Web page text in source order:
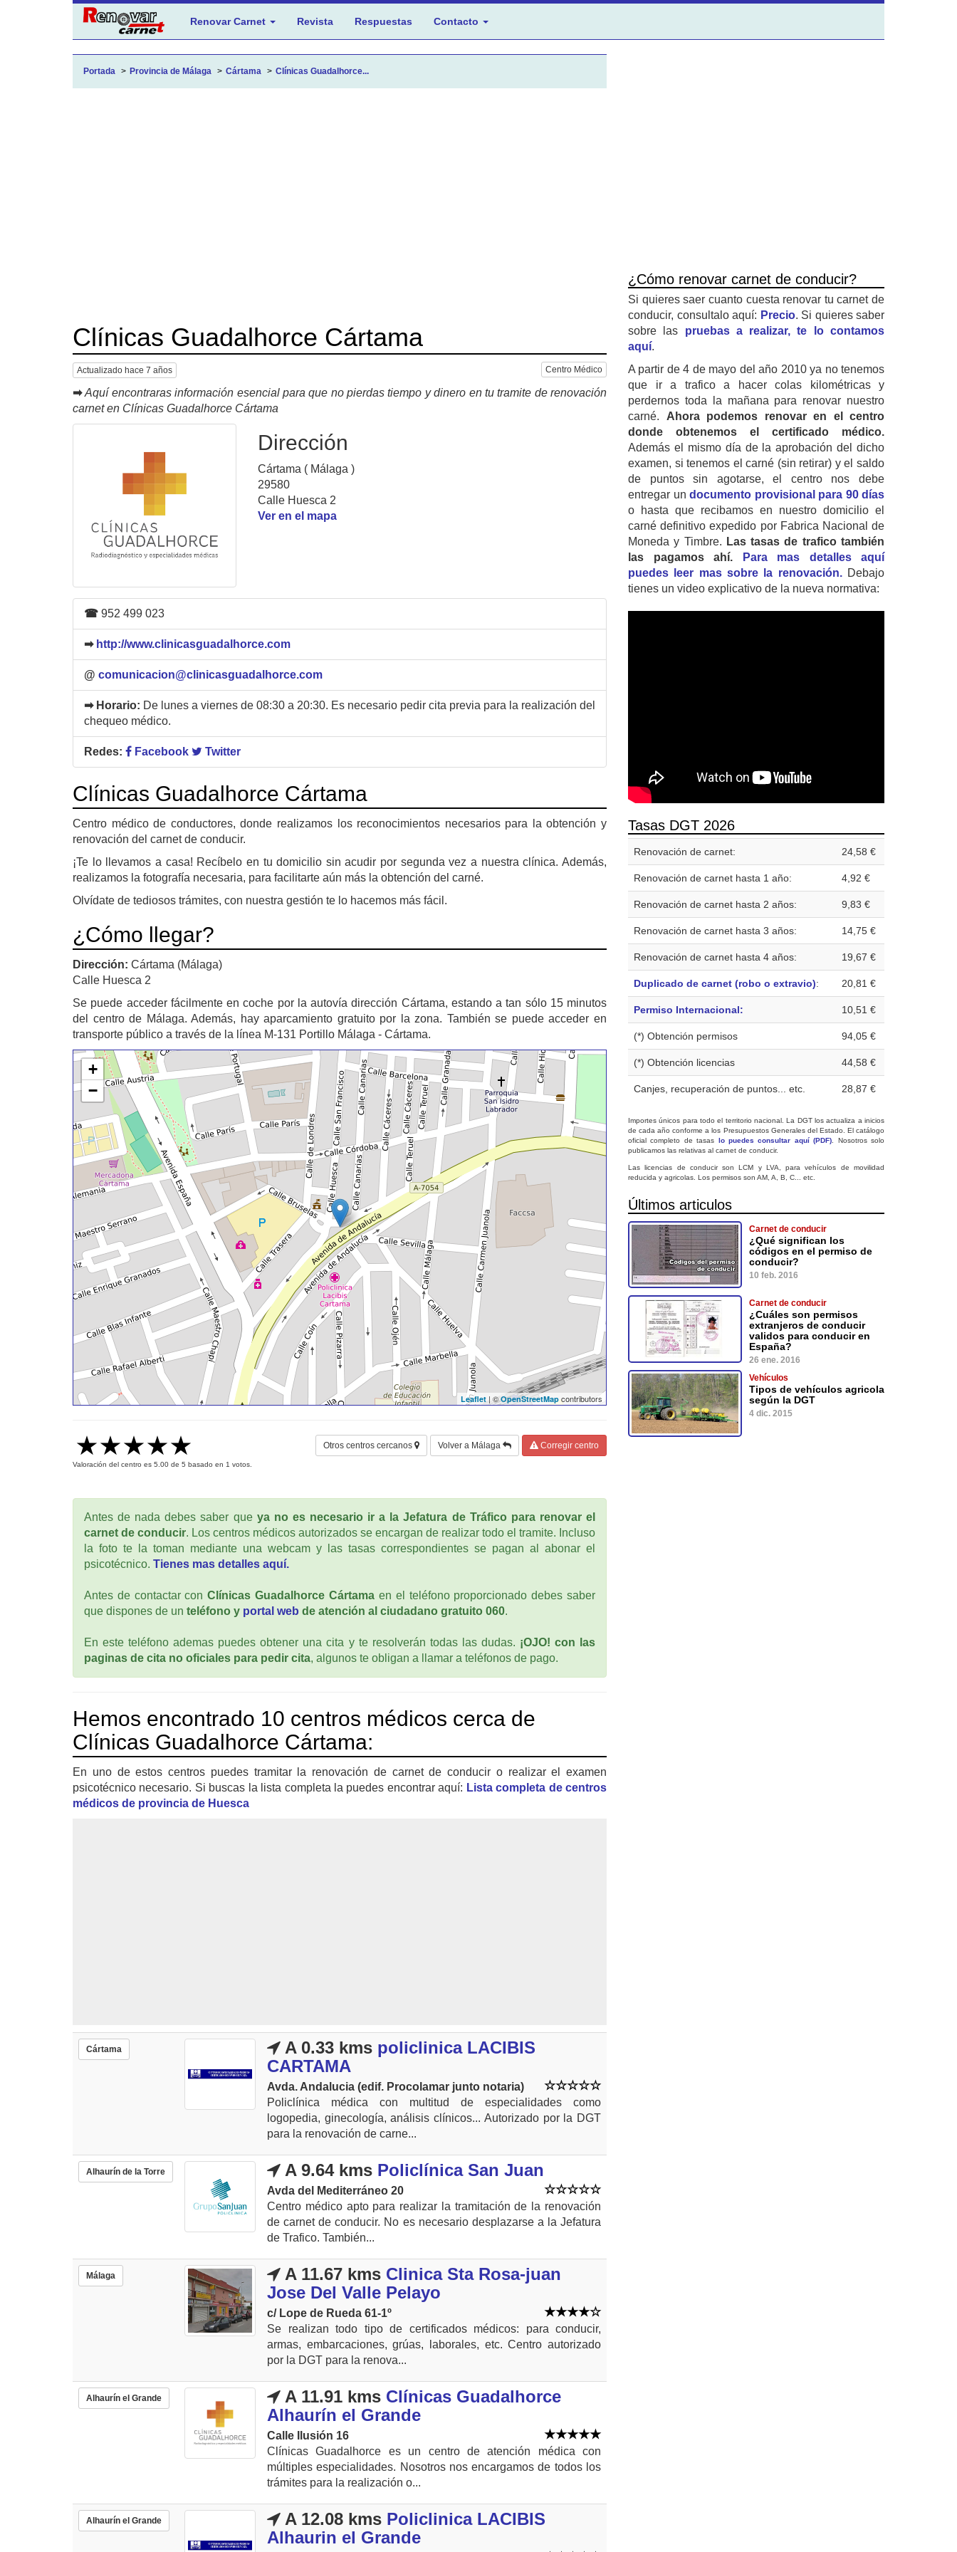
Renovar Carnet Revista Respuestas Contacto
Portada Provincia de Málaga Cártama Clínicas Guadalhorce...
Clínicas Guadalhorce Cártama
Actualizado hace 7 años Centro Médico
➡ Aquí encontraras información esencial para que no pierdas tiempo y dinero en tu tramite de renovación
carnet en Clínicas Guadalhorce Cártama
Dirección
Cártama ( Málaga )
29580
Calle Huesca 2
Ver en el mapa
☎ 952 499 023
➡ http://www.clinicasguadalhorce.com
@ comunicacion@clinicasguadalhorce.com
➡ Horario: De lunes a viernes de 08:30 a 20:30. Es necesario pedir cita previa para la realización del
chequeo médico.
Redes: Facebook Twitter
Clínicas Guadalhorce Cártama
Centro médico de conductores, donde realizamos los reconocimientos necesarios para la obtención y
renovación del carnet de conducir.
¡Te lo llevamos a casa! Recíbelo en tu domicilio sin acudir por segunda vez a nuestra clínica. Además,
realizamos la fotografía necesaria, para facilitarte aún más la obtención del carné.
Olvídate de tediosos trámites, con nuestra gestión te lo hacemos más fácil.
¿Cómo llegar?
Dirección: Cártama (Málaga)
Calle Huesca 2
Se puede acceder fácilmente en coche por la autovía dirección Cártama, estando a tan sólo 15 minutos
del centro de Málaga. Además, hay aparcamiento gratuito por la zona. También se puede acceder en
transporte público a través de la línea M-131 Portillo Málaga - Cártama.
+
−
Leaflet | ©OpenStreetMapcontributors
Valoración del centro es 5.00 de 5 basado en 1 votos.
Otros centros cercanos Volver a Málaga Corregir centro
Antes de nada debes saber que ya no es necesario ir a la Jefatura de Tráfico para renovar el
carnet de conducir. Los centros médicos autorizados se encargan de realizar todo el tramite. Incluso
la foto te la toman mediante una webcam y las tasas correspondientes se pagan al abonar el
psicotécnico. Tienes mas detalles aquí.
Antes de contactar conClínicas Guadalhorce Cártama en el teléfono proporcionado debes saber
que dispones de un teléfono y portal web de atención al ciudadano gratuito 060.
En este teléfono ademas puedes obtener una cita y te resolverán todas las dudas. ¡OJO! con las
paginas de cita no oficiales para pedir cita, algunos te obligan a llamar a teléfonos de pago.
Hemos encontrado 10 centros médicos cerca de
Clínicas Guadalhorce Cártama:
En uno de estos centros puedes tramitar la renovación de carnet de conducir o realizar el examen
psicotécnico necesario. Si buscas la lista completa la puedes encontrar aquí: Lista completa de centros
médicos de provincia de Huesca
Cártama A 0.33 kms policlinica LACIBIS
CARTAMA
Avda. Andalucia (edif. Procolamar junto notaria)
Policlínica médica con multitud de especialidades como
logopedia, ginecología, análisis clínicos... Autorizado por la DGT
para la renovación de carne...
Alhaurín de la Torre A 9.64 kms Policlínica San Juan
Avda del Mediterráneo 20
Centro médico apto para realizar la tramitación de la renovación
de carnet de conducir. No es necesario desplazarse a la Jefatura
de Trafico. También...
Málaga A 11.67 kms Clinica Sta Rosa-juan
Jose Del Valle Pelayo
c/ Lope de Rueda 61-1º
Se realizan todo tipo de certificados médicos: para conducir,
armas, embarcaciones, grúas, laborales, etc. Centro autorizado
por la DGT para la renova...
Alhaurín el Grande A 11.91 kms Clínicas Guadalhorce
Alhaurín el Grande
Calle Ilusión 16
Clínicas Guadalhorce es un centro de atención médica con
múltiples especialidades. Nosotros nos encargamos de todos los
trámites para la realización o...
Alhaurín el Grande A 12.08 kms Policlinica LACIBIS
Alhaurin el Grande
¿Cómo renovar carnet de conducir?
Si quieres saer cuanto cuesta renovar tu carnet de
conducir, consultalo aquí: Precio. Si quieres saber
sobre las pruebas a realizar, te lo contamos
aquí.
A partir de 4 de mayo del año 2010 ya no tenemos
que ir a trafico a hacer colas kilométricas y
perdernos toda la mañana para renovar nuestro
carné. Ahora podemos renovar en el centro
donde obtenemos el certificado médico.
Además el mismo día de la aprobación del dicho
examen, si tenemos el carné (sin retirar) y el saldo
de puntos sin agotarse, el centro nos debe
entregar un documento provisional para 90 días
o hasta que recibamos en nuestro domicilio el
carné definitivo expedido por Fabrica Nacional de
Moneda y Timbre. Las tasas de trafico también
las pagamos ahí.
Para mas detalles aquí
puedes leer mas sobre la renovación.Debajo
tienes un video explicativo de la nueva normativa:
Tasas DGT 2026
Renovación de carnet: 24,58 €
Renovación de carnet hasta 1 año: 4,92 €
Renovación de carnet hasta 2 años: 9,83 €
Renovación de carnet hasta 3 años: 14,75 €
Renovación de carnet hasta 4 años: 19,67 €
Duplicado de carnet (robo o extravio): 20,81 €
Permiso Internacional: 10,51 €
(*) Obtención permisos 94,05 €
(*) Obtención licencias 44,58 €
Canjes, recuperación de puntos... etc. 28,87 €
Importes únicos para todo el territorio nacional. La DGT los actualiza a inicios
de cada año conforme a los Presupuestos Generales del Estado. El catálogo
oficial completo de tasas lo puedes consultar aquí (PDF) . Nosotros solo
publicamos las relativas al carnet de conducir.
Las licencias de conducir son LCM y LVA, para vehículos de movilidad
reducida y agricolas. Los permisos son AM, A, B, C... etc.
Últimos articulos
Carnet de conducir
¿Qué significan los
códigos en el permiso de
conducir?
10 feb. 2016
Carnet de conducir
¿Cuáles son permisos
extranjeros de conducir
validos para conducir en
España?
26 ene. 2016
Vehículos
Tipos de vehículos agricola
según la DGT
4 dic. 2015